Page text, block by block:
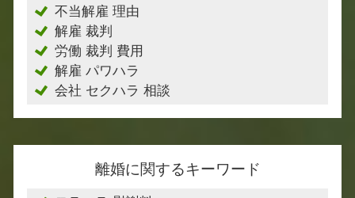
不当解雇 理由
解雇 裁判
労働 裁判 費用
解雇 パワハラ
会社 セクハラ 相談
離婚に関するキーワード